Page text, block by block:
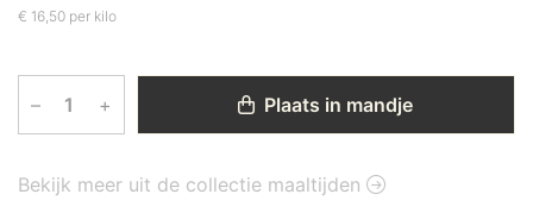
€ 16,50 per kilo
– + Plaats in mandje
Bekijk meer uit de collectie maaltijden